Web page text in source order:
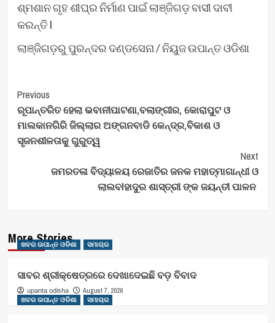
ଶ୍ମଶାନ ଗୃହ ଶୀଘ୍ର ନିର୍ମାଣ ପାଇଁ ଲାଞ୍ଜିଗଡ଼ ବାସୀ ଦାବୀ
କରନ୍ତି l
ଲାଞ୍ଜିଗଡ଼ରୁ ପୁରନ୍ଦର ଦଣ୍ଡସେନା / ନିୟୁଜ ଉପାନ୍ତ ଓଡିଶା
Post
Navigation
Previous
ରୂପାନ୍ତରିତ ହେଲା ଭବାନୀପାଟଣା,ବଲାଙ୍ଗୀର, କୋରାପୁଟ ଓ
ମାଲକାନଗିରି ଜିଲ୍ଲାର ଅଙ୍ଗନବାଡି କେନ୍ଦ୍ର,ବିକାଶ ଓ
ସୃଜନଶୀଳତାକୁ ଗୁରୁତ୍ୱ
Next
ଜମରତଳା ବିଦ୍ୟାଳୟ ରେଜାତିର ଜନକ ମହାତ୍ମାଗାନ୍ଧୀ ଓ
ଲାଲବlହାଦୁର ଶାସ୍ତ୍ରୀ ଙ୍କ ଜୟନ୍ତୀ ପାଳନ
More Stories
ଖବର ଉପାନ୍ତ ଓଡିଶା ସମାଚାର
ସାବର ଶ୍ରୀକ୍ଷେତ୍ରରେ ଦେଖାଦେଇଛି ବଡ଼ ବିବାଦ
upanta odisha
August 7, 2026
ଖବର ଉପାନ୍ତ ଓଡିଶା
ସମାଚାର